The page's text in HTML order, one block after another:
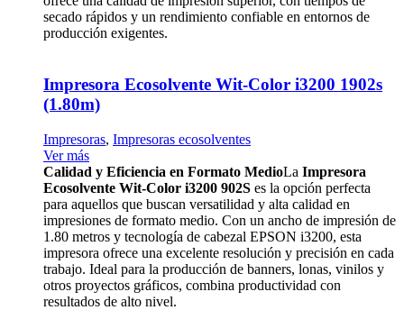
secado rápidos y un rendimiento confiable en entornos de
producción exigentes.
Impresora Ecosolvente Wit-Color i3200 1902s
(1.80m)
Impresoras, Impresoras ecosolventes
Ver más
Calidad y Eficiencia en Formato MedioLa Impresora
Ecosolvente Wit-Color i3200 902S es la opción perfecta
para aquellos que buscan versatilidad y alta calidad en
impresiones de formato medio. Con un ancho de impresión de
1.80 metros y tecnología de cabezal EPSON i3200, esta
impresora ofrece una excelente resolución y precisión en cada
trabajo. Ideal para la producción de banners, lonas, vinilos y
otros proyectos gráficos, combina productividad con
resultados de alto nivel.